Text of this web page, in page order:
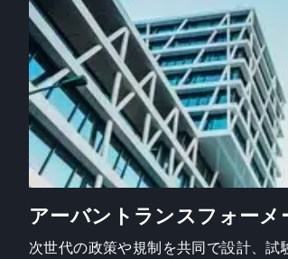
アーバントランスフォーメ
次世代の政策や規制を共同で設計、